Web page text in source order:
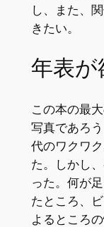
し、また、
きたい。
年表
この本の最
写真であろ
代のワクワ
た。しかし
った。何が
たところ、
よるところ